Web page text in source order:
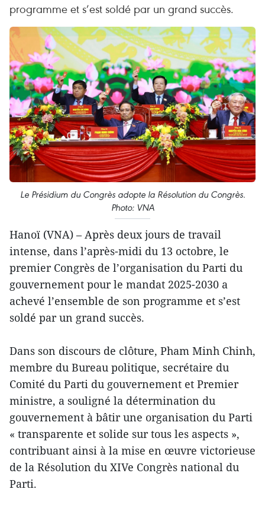
programme et s’est soldé par un grand succès.
Le Présidium du Congrès adopte la Résolution du Congrès.
Photo: VNA
Hanoï (VNA) – Après deux jours de travail
intense, dans l’après-midi du 13 octobre, le
premier Congrès de l’organisation du Parti du
gouvernement pour le mandat 2025-2030 a
achevé l’ensemble de son programme et s’est
soldé par un grand succès.
Dans son discours de clôture, Pham Minh Chinh,
membre du Bureau politique, secrétaire du
Comité du Parti du gouvernement et Premier
ministre, a souligné la détermination du
gouvernement à bâtir une organisation du Parti
« transparente et solide sur tous les aspects »,
contribuant ainsi à la mise en œuvre victorieuse
de la Résolution du XIVe Congrès national du
Parti.